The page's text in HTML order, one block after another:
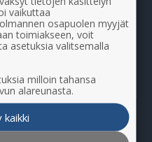
rakennetaan
työkalu. Se
vaikuttaa
osapuolen myyjät
toimiakseen, voit
asetuksia valitsemalla
milloin tahansa
alareunasta.
kaikki